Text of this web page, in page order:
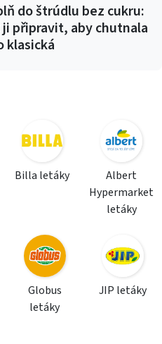
do štrúdlu bez cukru:
ji připravit, aby chutnala
klasická
Billa letáky
Albert
Hypermarket
letáky
Globus
letáky
JIP letáky